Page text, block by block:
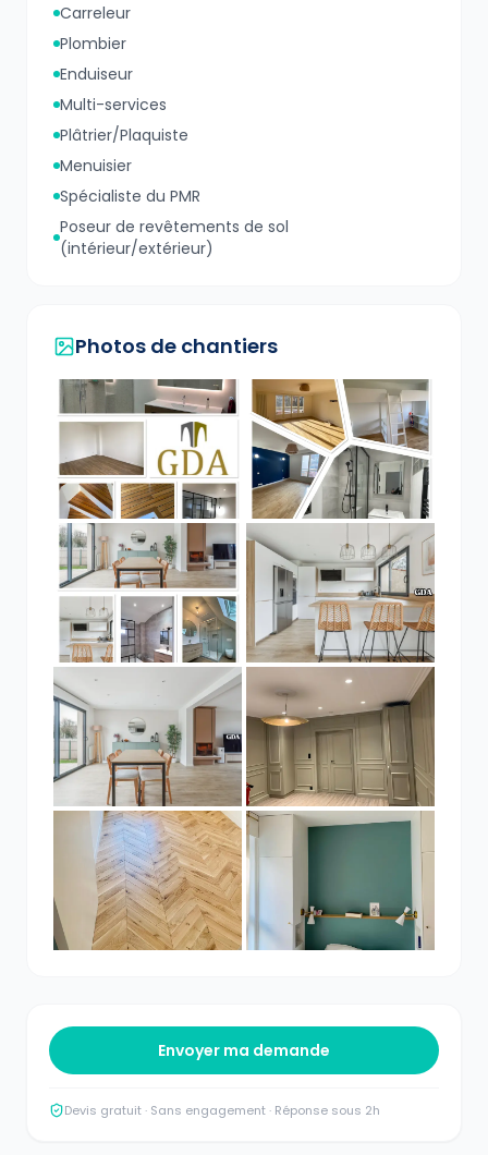
Carreleur
Plombier
Enduiseur
Multi-services
Plâtrier/Plaquiste
Menuisier
Spécialiste du PMR
Poseur de revêtements de sol
(intérieur/extérieur)
Photos de chantiers
Envoyer ma demande
Devis gratuit · Sans engagement · Réponse sous 2h